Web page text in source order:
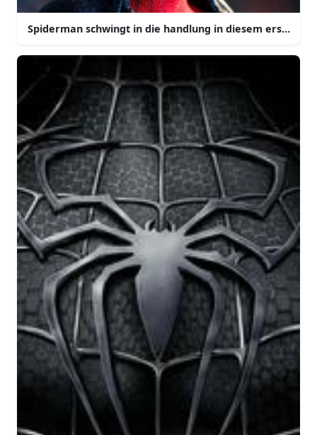
Spiderman schwingt in die handlung in diesem